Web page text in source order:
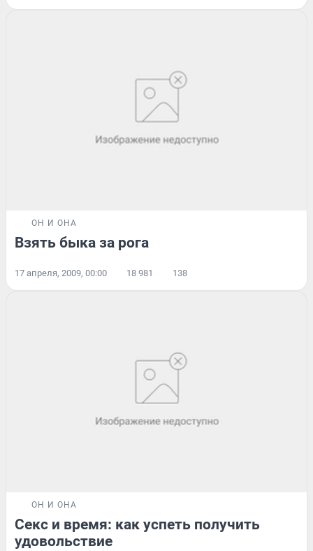
ОН И ОНА
Взять быка за рога
17 апреля, 2009, 00:00 18 981 138
ОН И ОНА
Секс и время: как успеть получить
удовольствие